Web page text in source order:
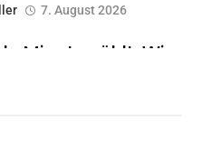
7. August 2026
Minute zählt: Wie
die internationale